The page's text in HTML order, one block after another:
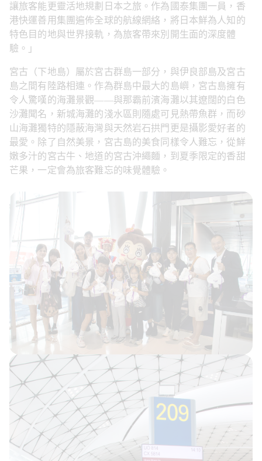
讓旅客能更靈活地規劃日本之旅。作為國泰集團一員，香
港快運善用集團遍佈全球的航線網絡，將日本鮮為人知的
特色目的地與世界接軌，為旅客帶來別開生面的深度體
驗。」
宮古（下地島）屬於宮古群島一部分，與伊良部島及宮古
島之間有陸路相連。作為群島中最大的島嶼，宮古島擁有
令人驚嘆的海灘景觀——與那霸前濱海灘以其遼闊的白色
沙灘聞名，新城海灘的淺水區則隨處可見熱帶魚群，而砂
山海灘獨特的隱蔽海灣與天然岩石拱門更是攝影愛好者的
最愛。除了自然美景，宮古島的美食同樣令人難忘，從鮮
嫩多汁的宮古牛、地道的宮古沖繩麵，到夏季限定的香甜
芒果，一定會為旅客難忘的味覺體驗。